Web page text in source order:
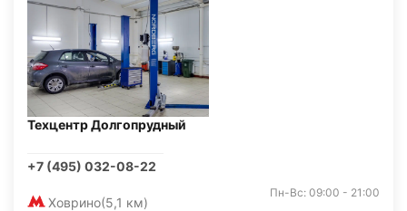
Техцентр Долгопрудный
+7 (495) 032-08-22
Ховрино(5,1 км)
Пн-Вс: 09:00 - 21:00